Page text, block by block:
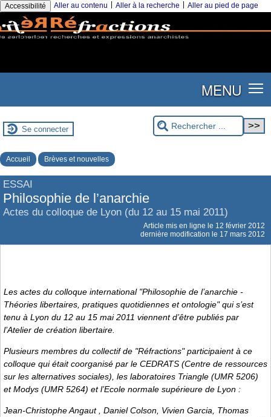
Accessibilité Aller au contenu Aller à la recherche Aller au pied de page
MENU
Se connecter
Accueil Brèves et nouvelles
ESSAI
Philosophie de l’anarchie
Actes du colloque de Lyon (du 12 au 15 mai 2011)
Article mis en ligne le 12 février 2012
dernière modification le 17 mars 2012
Les actes du colloque international "Philosophie de l’anarchie -
Théories libertaires, pratiques quotidiennes et ontologie" qui s’est
tenu à Lyon du 12 au 15 mai 2011 viennent d’être publiés par
l’Atelier de création libertaire.
Plusieurs membres du collectif de "Réfractions" participaient à ce
colloque qui était coorganisé par le CEDRATS (Centre de ressources
sur les alternatives sociales), les laboratoires Triangle (UMR 5206)
et Modys (UMR 5264) et l’Ecole normale supérieure de Lyon :
Jean-Christophe Angaut , Daniel Colson, Vivien Garcia, Thomas